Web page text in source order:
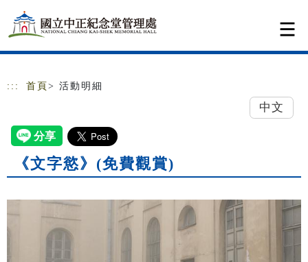
跳到主要內容
網站導覽
::: 首頁 > 活動明細
中文
《文字慾》(免費觀賞)